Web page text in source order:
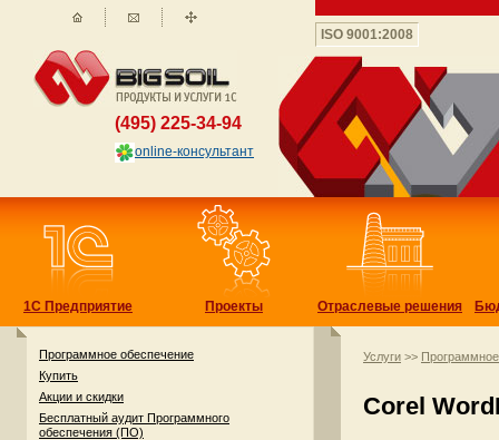
1С Предприятие Проекты Отраслевые решения
Программное обеспечение
Купить
Акции и скидки
Бесплатный аудит Программного
обеспечения (ПО)
Услуги >>
Corel
(495) 225-34-94
online-консультант
ISO 9001:2008